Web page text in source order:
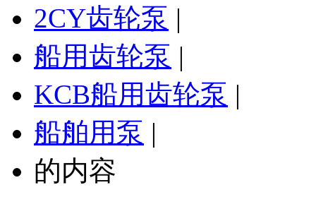
2CY齿轮泵 |
船用齿轮泵 |
KCB船用齿轮泵 |
船舶用泵 |
的内容